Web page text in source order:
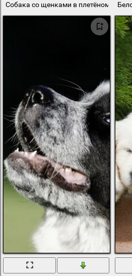
Собака со щенками в плетёном